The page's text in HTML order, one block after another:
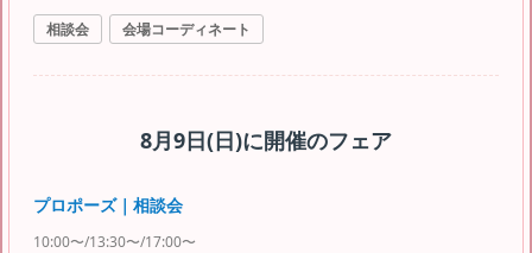
相談会 会場コーディネート
8月9日(日)に開催のフェア
プロポーズ｜相談会
10:00〜/13:30〜/17:00〜